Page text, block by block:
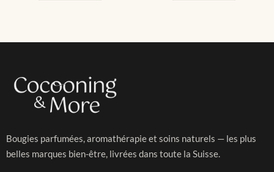
Bougies parfumées, aromathérapie et soins naturels — les plus
belles marques bien-être, livrées dans toute la Suisse.